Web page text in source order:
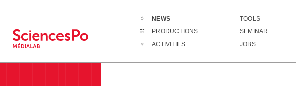
NEWS
PRODUCTIONS
ACTIVITIES
TOOLS
SEMINAR
JOBS
News Uses and attachments